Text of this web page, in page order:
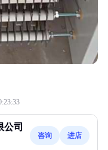
公司
咨询 进店